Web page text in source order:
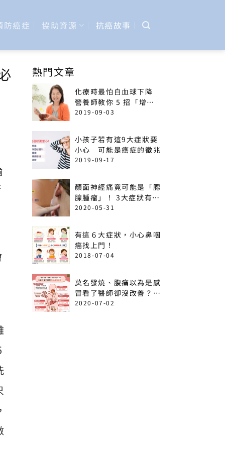
防癌症 協助資源 抗癌故事
熱門文章
化療時最怕白血球下降
營養師教你 5 招「增加
免疫力」菜單
2019-09-03
小孩子若有這9大症狀要
小心 可能是癌症的徵兆
2019-09-17
顏面神經痛竟可能是「腮
腺腫瘤」！ 3大症狀有癌
變可能
2020-05-31
有這６大症狀，小心鼻咽
癌找上門！
2018-07-04
莫名發燒、腹痛以為是感
冒看了醫師卻沒改善？出
現這6情形恐是急性白血
2020-07-02